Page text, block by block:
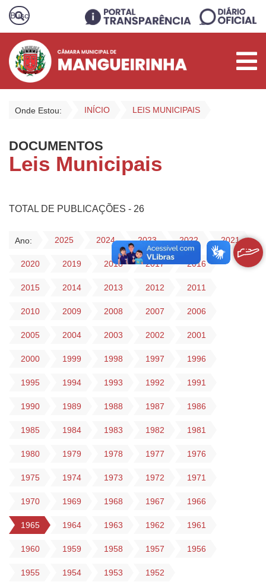
Onde Estou: INÍCIO LEIS MUNICIPAIS
DOCUMENTOS
Leis Municipais
TOTAL DE PUBLICAÇÕES - 26
Ano: 2025 2024 2023 2022 2021
2020 2019 2018 2017 2016
2015 2014 2013 2012 2011
2010 2009 2008 2007 2006
2005 2004 2003 2002 2001
2000 1999 1998 1997 1996
1995 1994 1993 1992 1991
1990 1989 1988 1987 1986
1985 1984 1983 1982 1981
1980 1979 1978 1977 1976
1975 1974 1973 1972 1971
1970 1969 1968 1967 1966
1965 1964 1963 1962 1961
1960 1959 1958 1957 1956
1955 1954 1953 1952